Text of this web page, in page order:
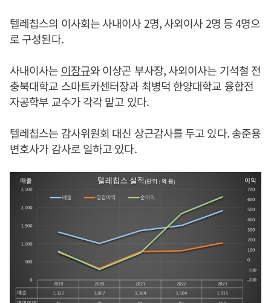
텔레칩스의 이사회는 사내이사 2명, 사외이사 2명 등 4명으
로 구성된다.
사내이사는 이장규와 이상곤 부사장, 사외이사는 기석철 전
충북대학교 스마트카센터장과 최병덕 한양대학교 융합전
자공학부 교수가 각각 맡고 있다.
텔레칩스는 감사위원회 대신 상근감사를 두고 있다. 송준용
변호사가 감사로 일하고 있다.